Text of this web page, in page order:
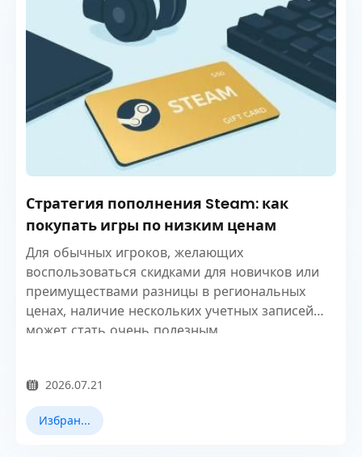
Стратегия пополнения Steam: как
покупать игры по низким ценам
Для обычных игроков, желающих
воспользоваться скидками для новичков или
преимуществами разницы в региональных
ценах, наличие нескольких учетных записей
может стать очень полезным.
2026.07.21
Избранные новости